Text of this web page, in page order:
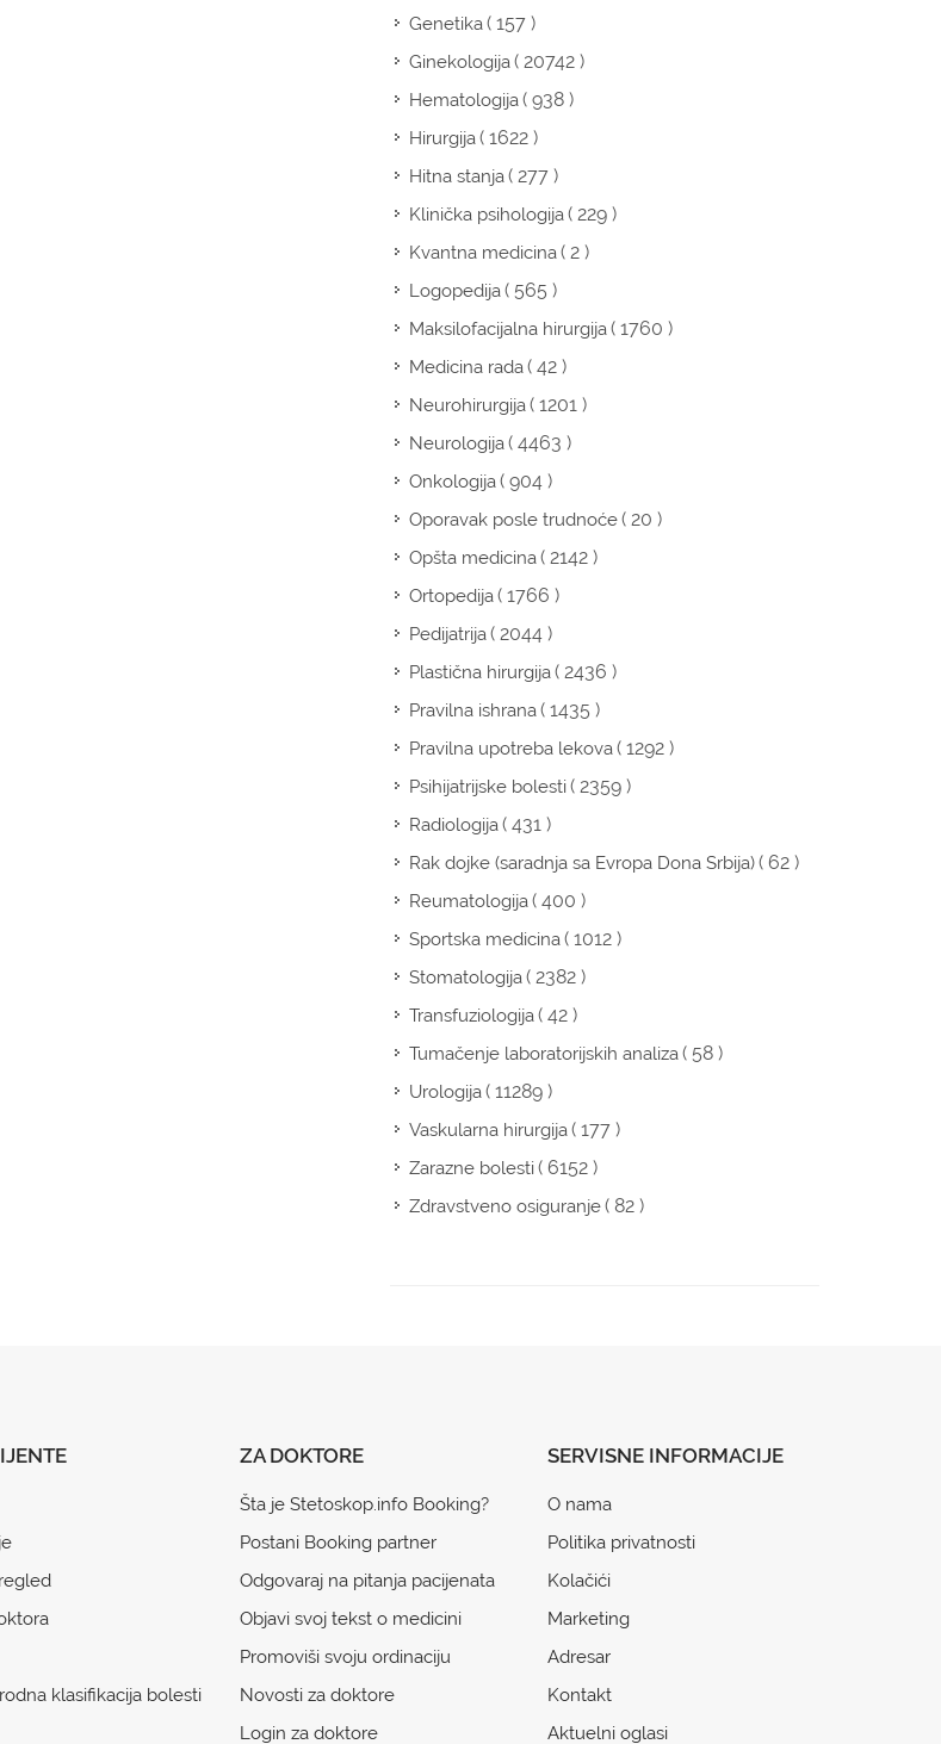
Genetika( 157 )
Ginekologija( 20742 )
Hematologija( 938 )
Hirurgija( 1622 )
Hitna stanja( 277 )
Klinička psihologija( 229 )
Kvantna medicina( 2 )
Logopedija( 565 )
Maksilofacijalna hirurgija( 1760 )
Medicina rada( 42 )
Neurohirurgija( 1201 )
Neurologija( 4463 )
Onkologija( 904 )
Oporavak posle trudnoće( 20 )
Opšta medicina( 2142 )
Ortopedija( 1766 )
Pedijatrija( 2044 )
Plastična hirurgija( 2436 )
Pravilna ishrana( 1435 )
Pravilna upotreba lekova( 1292 )
Psihijatrijske bolesti( 2359 )
Radiologija( 431 )
Rak dojke (saradnja sa Evropa Dona Srbija)( 62 )
Reumatologija( 400 )
Sportska medicina( 1012 )
Stomatologija( 2382 )
Transfuziologija( 42 )
Tumačenje laboratorijskih analiza( 58 )
Urologija( 11289 )
Vaskularna hirurgija( 177 )
Zarazne bolesti( 6152 )
Zdravstveno osiguranje( 82 )
klasifikacija bolesti
ZA DOKTORE
Šta je Stetoskop.info Booking?
Postani Booking partner
Odgovaraj na pitanja pacijenata
Objavi svoj tekst o medicini
Promoviši svoju ordinaciju
Novosti za doktore
Login za doktore
SERVISNE INFORMACIJE
O nama
Politika privatnosti
Kolačići
Marketing
Adresar
Kontakt
Aktuelni oglasi